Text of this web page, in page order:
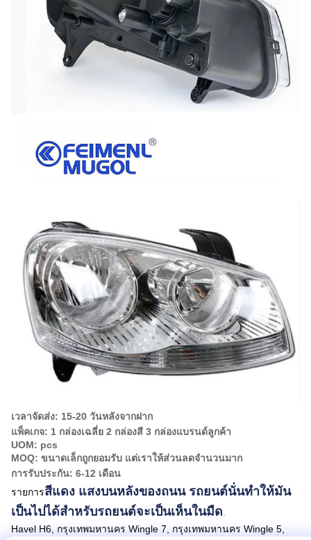
เวลาจัดส่ง: 15-20 วันหลังจากฝาก
แพ็คเกจ: 1 กล่องเฉลี่ย 2 กล่องสี 3 กล่องแบรนด์ลูกค้า
UOM: pcs
MOQ: ขนาดเล็กถูกยอมรับ แต่เราให้ส่วนลดจํานวนมาก
การรับประกัน: 6-12 เดือน
รายการสีแดง แสงบนหลังของถนน รถยนต์นั่นทําให้มัน
เป็นไปได้สําหรับรถยนต์จะเป็นเห็นในมืด
Havel H6, กรุงเทพมหานคร Wingle 7, กรุงเทพมหานคร Wingle 5,